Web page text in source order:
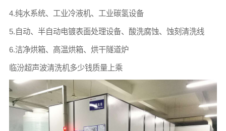
4.纯水系统、工业冷液机、工业碳氢设备
5.自动、半自动电镀表面处理设备、酸洗腐蚀、蚀刻清洗线
6.洁净烘箱、高温烘箱、烘干隧道炉
临汾超声波清洗机多少钱质量上乘